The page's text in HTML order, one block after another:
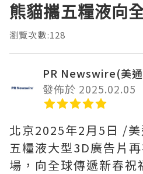
熊貓攜五糧液向
瀏覽次數:128
PR Newswire(美
發佈於 2025.02.05
北京2025年2月5日 /美
五糧液大型3D廣告片
場，向全球傳遞新春祝